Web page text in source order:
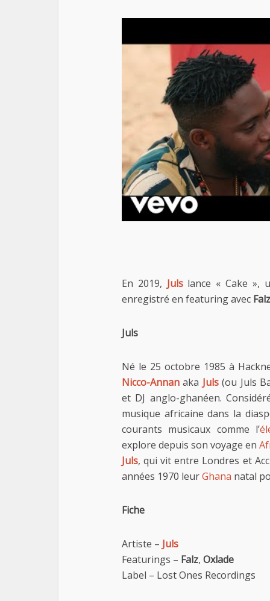
En 2019, Julslance « Cake »,
enregistré en featuring avec Falz
Juls
Né le 25 octobre 1985 à
Nicco-Annan aka Juls(ou Juls
et DJ anglo-ghanéen.
musique africaine dans la
courants musicaux comme l’
explore depuis son voyage en
Juls, qui vit entre Londres et
années 1970 leurGhana natal
Fiche
Artiste – Juls
Featurings – Falz, Oxlade
Label – Lost Ones Recordings